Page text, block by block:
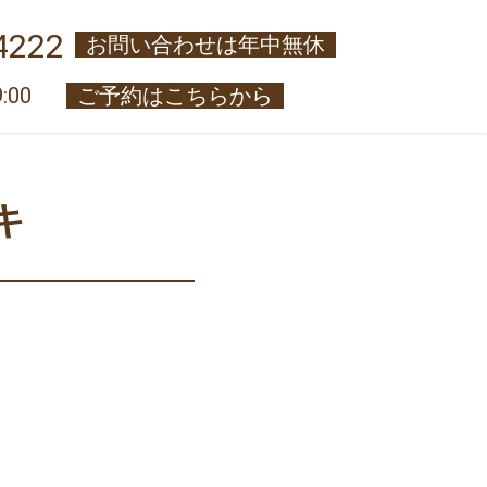
お問い合わせは年中無休
ご予約はこちらから